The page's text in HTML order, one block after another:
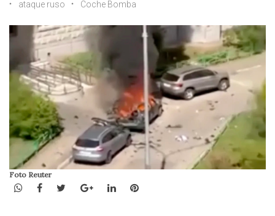
ataque ruso
Coche Bomba
Foto Reuter
WhatsApp
Facebook
TwitterGoogle+LinkedInPinterest